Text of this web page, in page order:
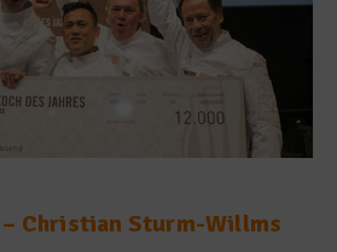
– Christian Sturm-Willms